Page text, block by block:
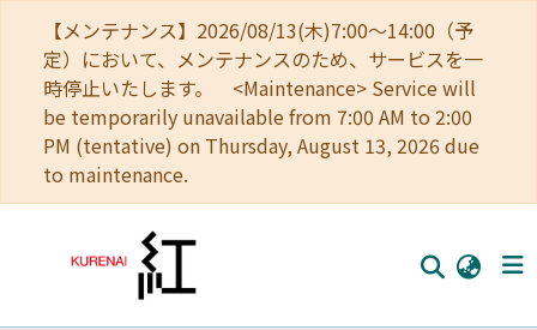
【メンテナンス】2026/08/13(木)7:00～14:00（予
定）において、メンテナンスのため、サービスを一
時停止いたします。 <Maintenance> Service will
be temporarily unavailable from 7:00 AM to 2:00
PM (tentative) on Thursday, August 13, 2026 due
to maintenance.